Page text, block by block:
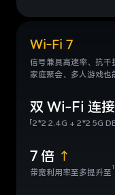
Wi-Fi 7
信号兼具高速率、抗干
家庭聚会、多人游戏也
双 Wi-Fi 连
「 2*2 2.4G + 2*2 5G
7 倍
带宽利用率至多提升至
11